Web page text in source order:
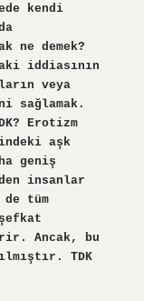
kendi
ne demek?
iddiasının
veya
sağlamak.
Erotizm
aşk
geniş
insanlar
tüm
Ancak, bu
TDK